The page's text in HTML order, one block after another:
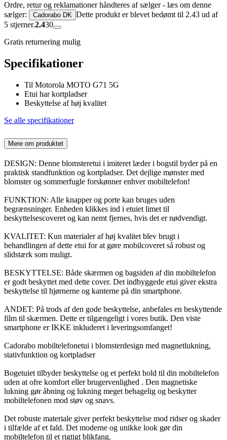
Ordre, retur og reklamationer håndteres af sælger - læs om denne
sælger:
Cadorabo DK Dette produkt er blevet bedømt til 2.43 ud af
5 stjerner.2.430
Gratis returnering mulig
Specifikationer
Til Motorola MOTO G71 5G
Etui har kortpladser
Beskyttelse af høj kvalitet
Se alle specifikationer
Mere om produktet
DESIGN: Denne blomsteretui i imiteret læder i bogstil byder på en
praktisk standfunktion og kortpladser. Det dejlige mønster med
blomster og sommerfugle forskønner enhver mobiltelefon!
FUNKTION: Alle knapper og porte kan bruges uden
begrænsninger. Enheden klikkes ind i etuiet limet til
beskyttelsescoveret og kan nemt fjernes, hvis det er nødvendigt.
KVALITET: Kun materialer af høj kvalitet blev brugt i
behandlingen af dette etui for at gøre mobilcoveret så robust og
slidstærk som muligt.
BESKYTTELSE: Både skærmen og bagsiden af din mobiltelefon
er godt beskyttet med dette cover. Det indbyggede etui giver ekstra
beskyttelse til hjørnerne og kanterne på din smartphone.
ANDET: På trods af den gode beskyttelse, anbefales en beskyttende
film til skærmen. Dette er tilgængeligt i vores butik. Den viste
smartphone er IKKE inkluderet i leveringsomfanget!
Cadorabo mobiltelefonetui i blomsterdesign med magnetlukning,
stativfunktion og kortpladser
Bogetuiet tilbyder beskyttelse og et perfekt hold til din mobiltelefon
uden at ofre komfort eller brugervenlighed . Den magnetiske
lukning gør åbning og lukning meget behagelig og beskytter
mobiltelefonen mod støv og snavs.
Det robuste materiale giver perfekt beskyttelse mod ridser og skader
i tilfælde af et fald. Det moderne og unikke look gør din
mobiltelefon til et rigtigt blikfang.